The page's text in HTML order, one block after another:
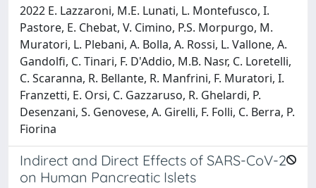
2022 E. Lazzaroni, M.E. Lunati, L. Montefusco, I.
Pastore, E. Chebat, V. Cimino, P.S. Morpurgo, M.
Muratori, L. Plebani, A. Bolla, A. Rossi, L. Vallone, A.
Gandolfi, C. Tinari, F. D'Addio, M.B. Nasr, C. Loretelli,
C. Scaranna, R. Bellante, R. Manfrini, F. Muratori, I.
Franzetti, E. Orsi, C. Gazzaruso, R. Ghelardi, P.
Desenzani, S. Genovese, A. Girelli, F. Folli, C. Berra, P.
Fiorina
Indirect and Direct Effects of SARS-CoV-2
on Human Pancreatic Islets